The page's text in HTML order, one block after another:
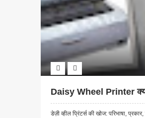
Daisy Wheel Printer
डेज़ी व्हील प्रिंटर्स की खोज: परिभाषा,